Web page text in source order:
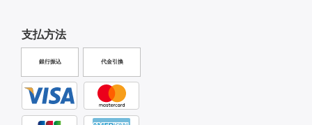
支払方法
銀行振込 代金引換